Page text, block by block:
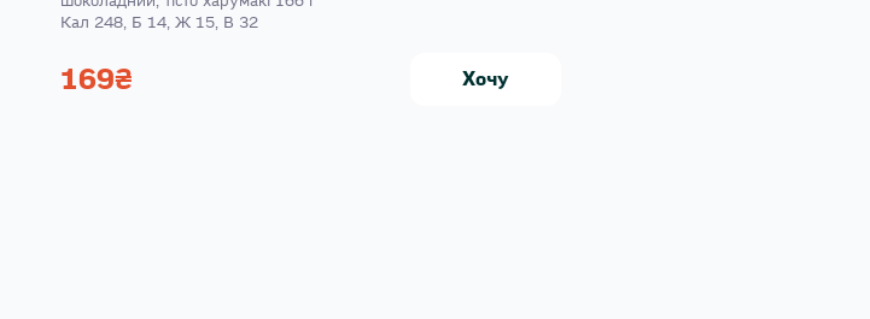
Кал 248, Б 14, Ж 15, В 32
169₴ Хочу